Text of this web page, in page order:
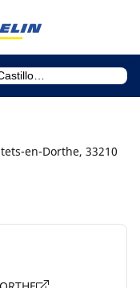
en-Dorthe, 33210